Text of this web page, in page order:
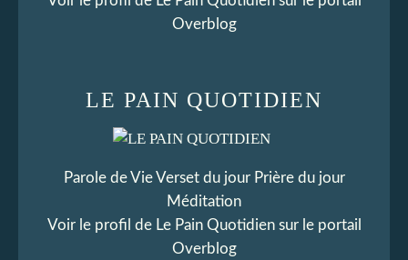
LE PAIN QUOTIDIEN
Parole de Vie Verset du jour Prière du jour
Méditation
Voir le profil de Le Pain Quotidiensur le portail
Overblog
Overblog